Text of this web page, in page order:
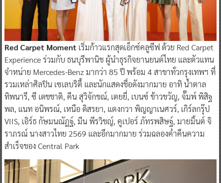
Red Carpet Momentเริ่มก้าวแรกสุดเอ็กซ์คลูซีฟ ด้วย Red Carpet
Experience ร่วมกับ ธนบุรีพานิช ผู้นำธุรกิจยานยนต์ไทย และตัวแทน
จำหน่าย Mercedes-Benz มากว่า 85 ปี พร้อม 4 สาขาทั่วกรุงเทพฯ ที่
รวมเหล่าศิลปิน เซเลบริตี้ และนักแสดงชื่อดังมากมาย อาทิ น้ำตาล
ทิพนารี, ซี เดชชาติ, คีน สุวิจักขณ์, เตยยี่, เบนซ์ ข้าวขวัญ, จั๊มพ์ พิสิฐ
พล, แนท อนิพรณ์, เหนือ ดิสรยา, แตงกวา พิญญาเนศวร์, เกิร์ลกรุ๊ป
VIIS, เอิร์ธ กัษมนณัฏฐ์, มีน พีรวิชญ์, คูเปอร์ ภัทรพสิษฐ์, มายมิ้นต์ จิ
ราภรณ์ นางสาวไทย 2569 และอีกมากมาย ร่วมฉลองค่ำคืนความ
สำเร็จของ Central Park